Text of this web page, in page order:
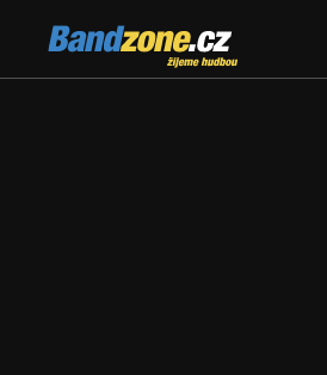
Bandzone.cz
žijeme hudbou